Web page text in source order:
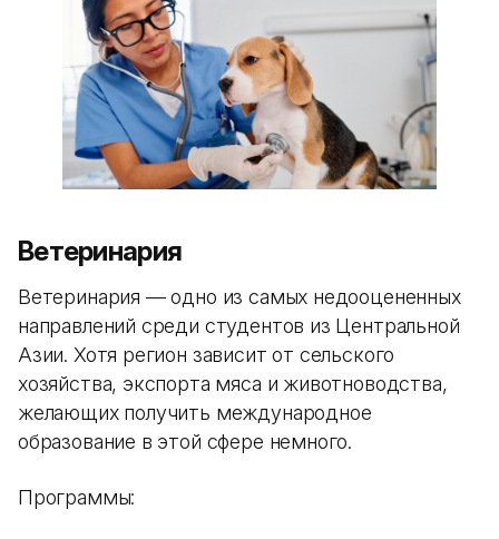
Ветеринария
Ветеринария — одно из самых недооцененных
направлений среди студентов из Центральной
Азии. Хотя регион зависит от сельского
хозяйства, экспорта мяса и животноводства,
желающих получить международное
образование в этой сфере немного.
Программы: